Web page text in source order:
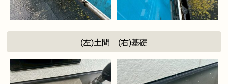
(左)土間 (右)基礎